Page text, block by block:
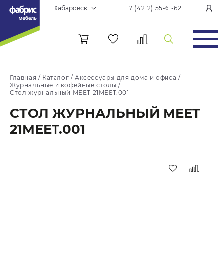
Хабаровск +7 (4212) 55-61-62
Главная / Каталог /Аксессуары для дома и офиса /
Журнальные и кофейные столы /
Стол журнальный MEET 21MEET.001
СТОЛ ЖУРНАЛЬНЫЙ MEET
21MEET.001